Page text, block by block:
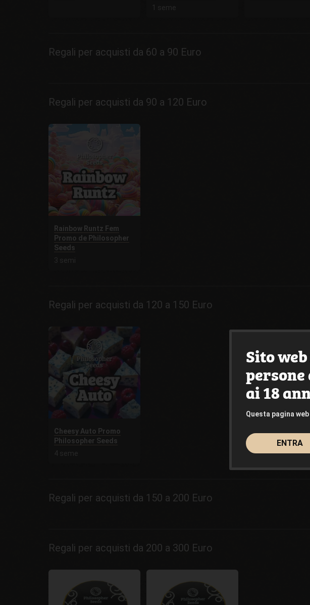
1 seme
Regali per acquisti da 60 a 90 Euro
Regali per acquisti da 90 a 120 Euro
Rainbow Runtz Fem
Promo de Philosopher
Seeds
3 semi
Regali per acquisti da 120 a 150 Euro
Cheesy Auto Promo
Philosopher Seeds
4 seme
Regali per acquisti da 150 a 200 Euro
Regali per acquisti da 200 a 300 Euro
Sito
ai 18
Questa pagina
ENTRA